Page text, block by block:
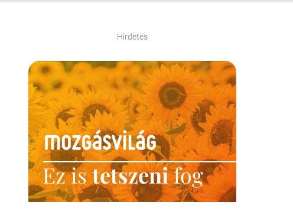
Hirdetés
Ez istetszenifog